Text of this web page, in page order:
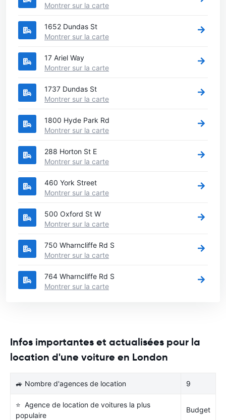
Montrer sur la carte
1652 Dundas St
Montrer sur la carte
17 Ariel Way
Montrer sur la carte
1737 Dundas St
Montrer sur la carte
1800 Hyde Park Rd
Montrer sur la carte
288 Horton St E
Montrer sur la carte
460 York Street
Montrer sur la carte
500 Oxford St W
Montrer sur la carte
750 Wharncliffe Rd S
Montrer sur la carte
764 Wharncliffe Rd S
Montrer sur la carte
Infos importantes et actualisées pour la
location d'une voiture en London
🚙 Nombre d'agences de location 9
⭐ Agence de location de voitures la plus
populaire
Budget